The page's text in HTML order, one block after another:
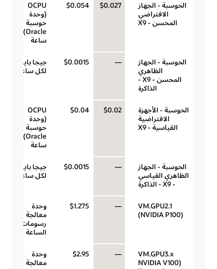
الحوسبة - الجهاز
الافتراضي
المحسن - X9
$0.027
$0.054
‏‫OCPU
(وحدة
حوسبة
ساعة
الحوسبة - الجهاز
الظاهري
المحسن - X9 -
الذاكرة
—
$0.0015
جيجا بايت
لكل ساعة
الحوسبة - الأجهزة
الافتراضية
القياسية - X9
$0.02
$0.04
‏‫OCPU
(وحدة
حوسبة
ساعة
الحوسبة - الجهاز
الظاهري القياسي
- X9 - الذاكرة
—
$0.0015
جيجا بايت
لكل ساعة
VM.GPU2.1
(NVIDIA P100)
—
$1.275
وحدة
معالجة
رسومات في
الساعة
VM.GPU3.x
(NVIDIA V100
—
$2.95
وحدة
معالجة